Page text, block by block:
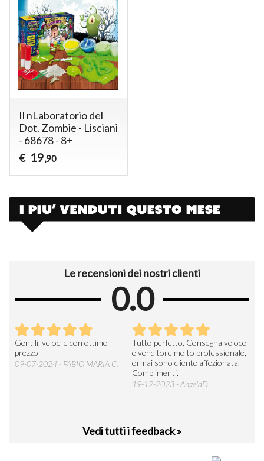
Il nLaboratorio del
Dot. Zombie - Lisciani
- 68678 - 8+
€ 19,90
Le recensioni dei nostri clienti
0.0
Gentili, veloci e con ottimo
prezzo
09-07-2024 - FABIO MARIA C.
Tutto perfetto. Consegna veloce
e venditore molto professionale,
ormai sono cliente affezionata.
Complimenti.
19-12-2023 - AngelaD.
Vedi tutti i feedback »